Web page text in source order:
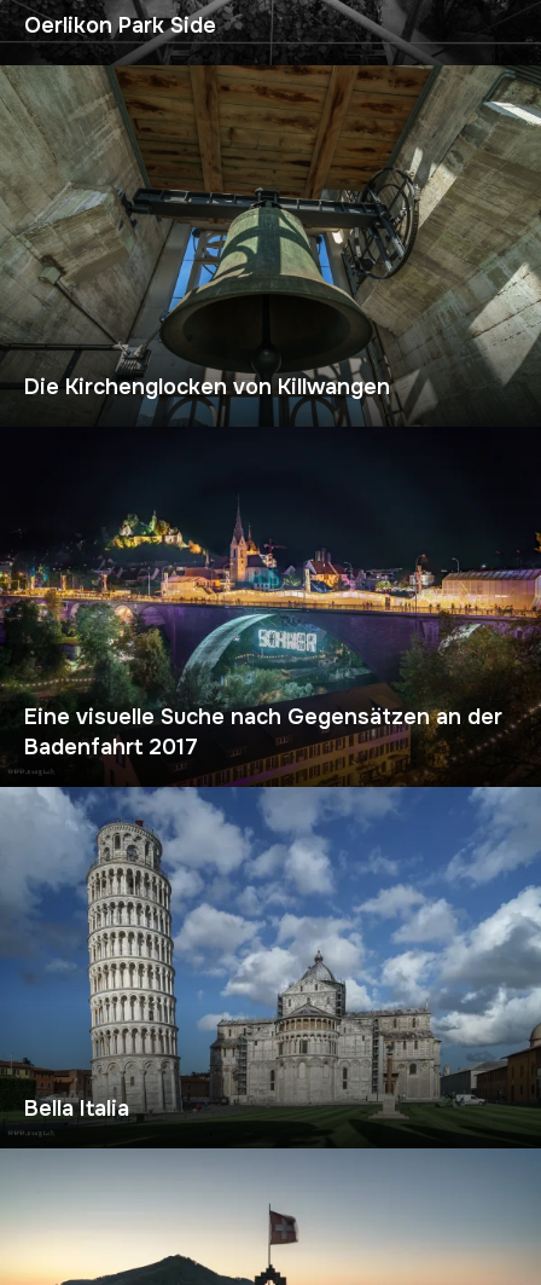
Oerlikon Park Side
Die Kirchenglocken von Killwangen
Eine visuelle Suche nach Gegensätzen an der
Badenfahrt 2017
Bella Italia